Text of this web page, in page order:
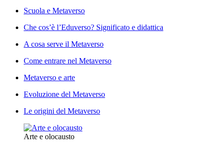
Scuola e Metaverso
Che cos’è l’Eduverso? Significato e didattica
A cosa serve il Metaverso
Come entrare nel Metaverso
Metaverso e arte
Evoluzione del Metaverso
Le origini del Metaverso
Arte e olocausto